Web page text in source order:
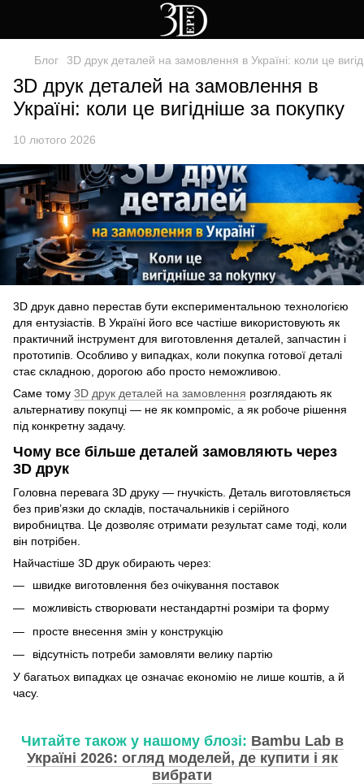
Блог 3D друк деталей на замовлення в Україні: коли це
3D друк деталей на замовлення в
Україні: коли це вигідніше за покупку
10 лютого 2026
3D друк давно перестав бути експериментальною технологією
для ентузіастів. В Україні його все частіше використовують як
практичний інструмент для виготовлення деталей, запчастин і
прототипів. Особливо у випадках, коли покупка готової деталі
стає складною, дорогою або просто неможливою.
Саме тому 3D друк деталей на замовлення розглядають як
альтернативу покупці — не як компроміс, а як робоче рішення
під конкретну задачу.
Чому все більше деталей замовляють через
3D друк
Головна перевага 3D друку — гнучкість. Деталь виготовляється
без прив’язки до складів, постачальників і серійного
виробництва. Це дозволяє отримати результат саме тоді, коли
він потрібен.
Найчастіше 3D друк обирають через:
швидке виготовлення без очікування поставок
можливість створювати нестандартні розміри та форму
просте внесення змін у конструкцію
відсутність потреби замовляти велику партію
У багатьох випадках це означає економію не лише коштів, а й
часу.
Читайте також у нашому блозі: Bambu Lab в
Україні 2026: огляд моделей, де купити і як
вибрати